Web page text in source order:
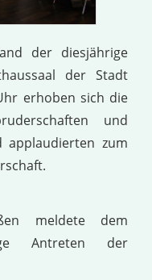
der diesjährige
der Stadt
erhoben sich die
und
applaudierten zum
meldete dem
Antreten der